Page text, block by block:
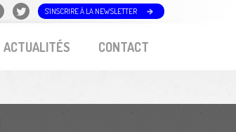
ACTUALITÉS CONTACT
S'INSCRIRE À LA NEWSLETTER